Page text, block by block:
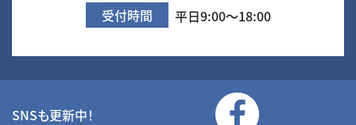
受付時間 平日9:00～18:00
SNSも更新中！